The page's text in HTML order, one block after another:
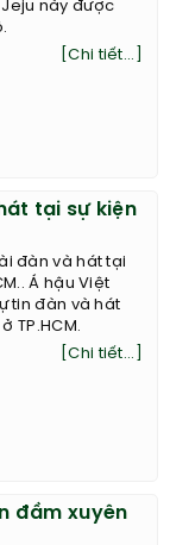
này được
[Chi tiết...]
tại sự kiện
đàn và hát tại
Á hậu Việt
tin đàn và hát
TP.HCM.
[Chi tiết...]
đầm xuyên